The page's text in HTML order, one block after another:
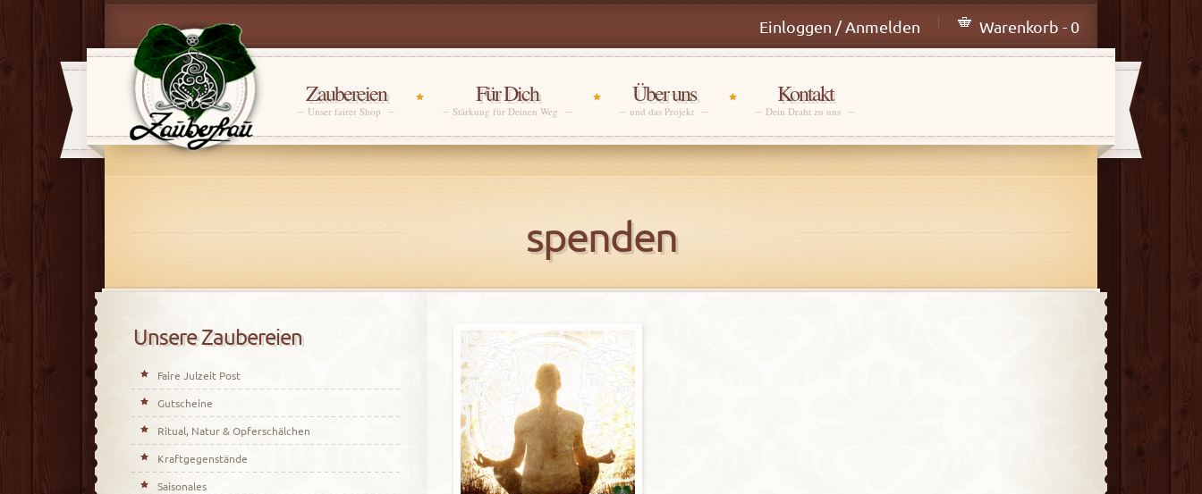
Einloggen / Anmelden Warenkorb - 0
Zaubereien
Unser fairer Shop
Für Dich
Stärkung für Deinen Weg
Über uns
und das Projekt
Kontakt
Dein Draht zu uns
spenden
Unsere Zaubereien
Faire Julzeit Post
Gutscheine
Ritual, Natur & Opferschälchen
Kraftgegenstände
Saisonales